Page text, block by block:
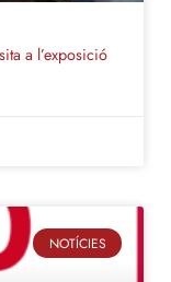
a l’exposició
NOTÍCIES